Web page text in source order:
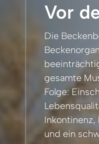
Vor
Die
gesamte
Folge:
Inkontinenz,
und ein